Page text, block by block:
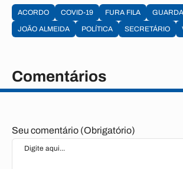
ACORDO COVID-19 FURA FILA
JOÃO ALMEIDA
POLÍTICA SECRETÁRIO
Comentários
Seu comentário (Obrigatório)